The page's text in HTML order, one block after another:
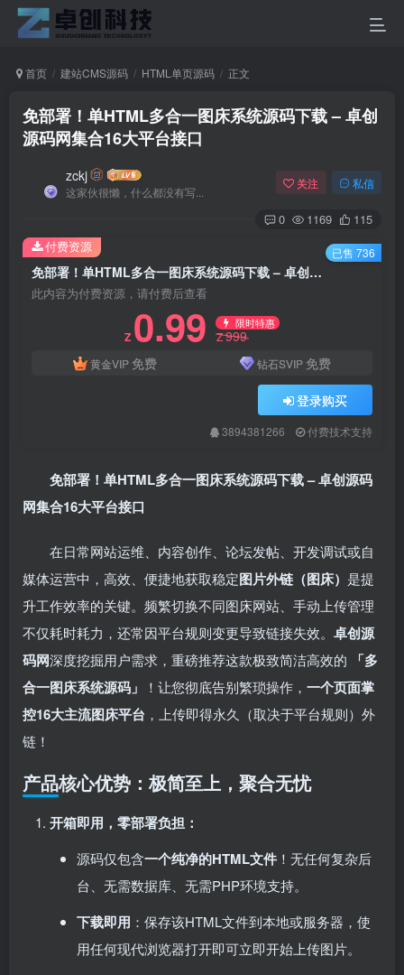
首页 建站CMS源码 HTML单页源码 正文
免部署！单HTML多合一图床系统源码下载 – 卓创
源码网集合16大平台接口
zckj
这家伙很懒，什么都没有写...
关注 私信
0 1169 115
免部署！单HTML多合一图床系统源码下载 – 卓创源码网集合16大平台接口
此内容为付费资源，请付费后查看
Z 0.99 限时特惠
Z999
黄金VIP 免费 钻石SVIP 免费
登录购买
3894381266 付费技术支持
付费资源 已售 736
免部署！单HTML多合一图床系统源码下载 – 卓创源码
网集合16大平台接口
在日常网站运维、内容创作、论坛发帖、开发调试或自
媒体运营中，高效、便捷地获取稳定图片外链（图床）​ 是提
升工作效率的关键。频繁切换不同图床网站、手动上传管理
不仅耗时耗力，还常因平台规则变更导致链接失效。​ 卓创源
码网深度挖掘用户需求，重磅推荐这款极致简洁高效的 ​
​「多
合一图床系统源码」​
！让您彻底告别繁琐操作，​ 一个页面掌
控16大主流图床平台 ，上传即得永久（取决于平台规则）外
链！
产品核心优势：极简至上，聚合无忧
开箱即用，零部署负担：​
源码仅包含一个纯净的HTML文件 ！无任何复杂后
台、无需数据库、无需PHP环境支持。
下载即用 ：保存该HTML文件到本地或服务器，使
用任何现代浏览器打开即可立即开始上传图片。